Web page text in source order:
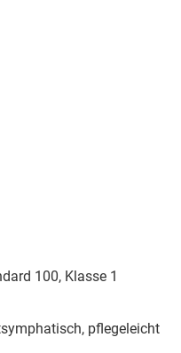
100, Klasse 1
pflegeleicht